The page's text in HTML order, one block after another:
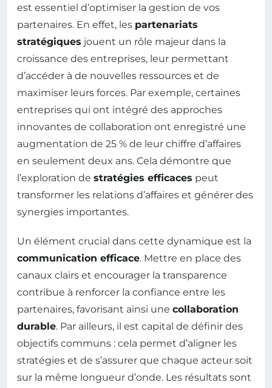
est essentiel d’optimiser la gestion de vos
partenaires. En effet, les partenariats
stratégiques jouent un rôle majeur dans la
croissance des entreprises, leur permettant
d’accéder à de nouvelles ressources et de
maximiser leurs forces. Par exemple, certaines
entreprises qui ont intégré des approches
innovantes de collaboration ont enregistré une
augmentation de 25 % de leur chiffre d’affaires
en seulement deux ans. Cela démontre que
l’exploration de stratégies efficaces peut
transformer les relations d’affaires et générer des
synergies importantes.
Un élément crucial dans cette dynamique est la
communication efficace. Mettre en place des
canaux clairs et encourager la transparence
contribue à renforcer la confiance entre les
partenaires, favorisant ainsi une collaboration
durable. Par ailleurs, il est capital de définir des
objectifs communs : cela permet d’aligner les
stratégies et de s’assurer que chaque acteur soit
sur la même longueur d’onde. Les résultats sont